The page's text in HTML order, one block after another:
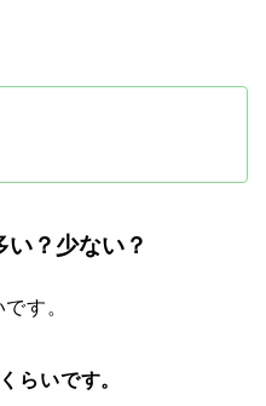
？少ない？
す。
らいです。